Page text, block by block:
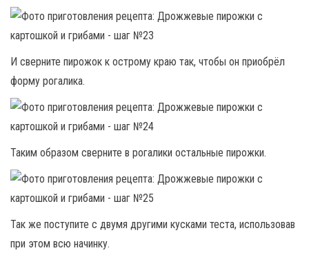
И сверните пирожок к острому краю так, чтобы он приобрёл
форму рогалика.
Таким образом сверните в рогалики остальные пирожки.
Так же поступите с двумя другими кусками теста, использовав
при этом всю начинку.